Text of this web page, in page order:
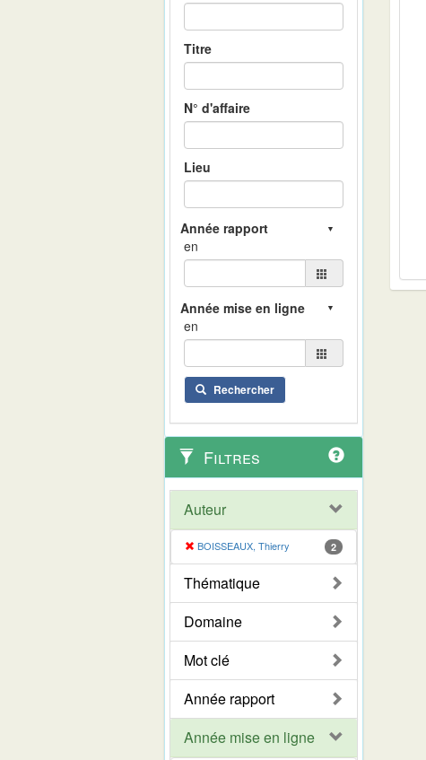
Titre
N° d'affaire
Lieu
en
en
Rechercher
Filtres
Auteur
BOISSEAUX, Thierry 2
Thématique
Domaine
Mot clé
Année rapport
Année mise en ligne